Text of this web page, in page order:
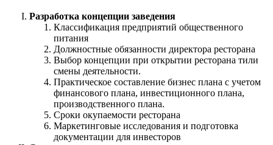
Разработка концепции заведения
Классификация предприятий общественного
питания
Должностные обязанности директора ресторана
Выбор концепции при открытии ресторана тили
смены деятельности.
Практическое составление бизнес плана с учетом
финансового плана, инвестиционного плана,
производственного плана.
Сроки окупаемости ресторана
Маркетинговые исследования и подготовка
документации для инвесторов